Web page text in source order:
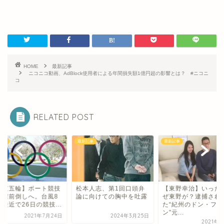
HOME
最新記事
ニコニコ動画、AdBlock使用者による年間損失額1億円超の影響とは？ #ニコニ
コ
RELATED POST
京五輪】ボート競技
程前倒しへ。台風8
接近で26日の競技...
2021年7月24日
最新記事
松本人志、第1回口頭弁
論に向けての胸中を吐露
2024年3月25日
最新記事
【東野幸治】いった
ぜ東野が？逮捕され
た“紀州のドン・ファ
ン”元...
2021年5